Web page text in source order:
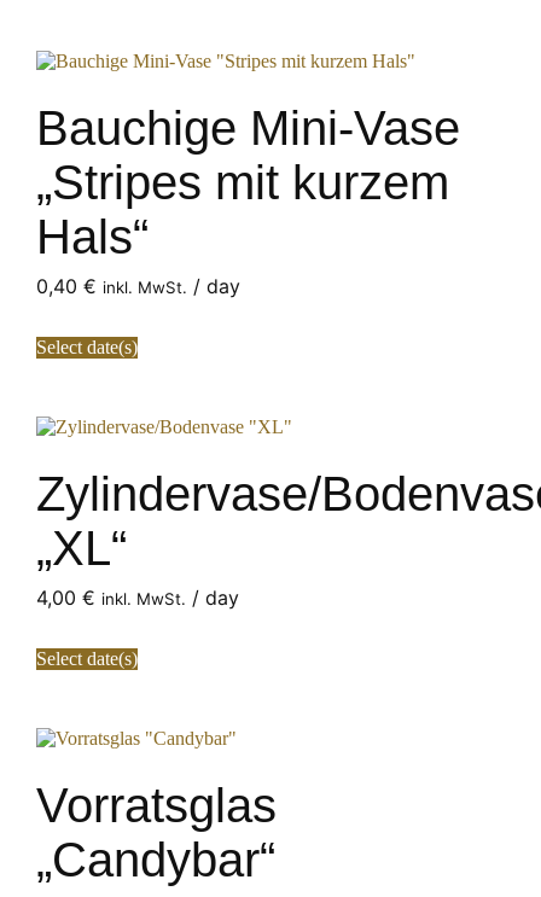
Bauchige Mini-Vase
„Stripes mit kurzem
Hals“
0,40€ inkl. MwSt. / day
Select date(s)
Zylindervase/
„XL“
4,00€ inkl. MwSt. / day
Select date(s)
Vorratsglas
„Candybar“